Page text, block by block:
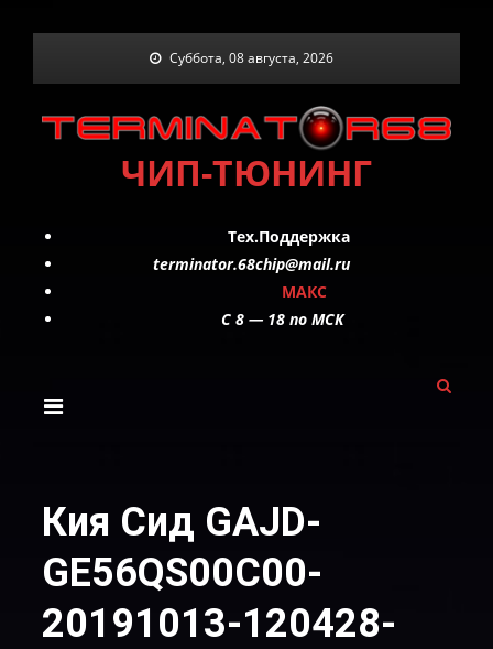
Суббота, 08 августа, 2026
ЧИП-ТЮНИНГ
Тех.Поддержка
terminator.68chip@mail.ru
МАКС
C 8 — 18 по МСК
Кия Сид GAJD-
GE56QS00C00-
20191013-120428-